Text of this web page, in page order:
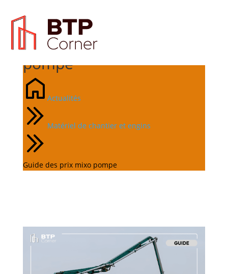
Guide des prix mixo
pompe
Actualités
Matériel de chantier et engins
Guide des prix mixo pompe